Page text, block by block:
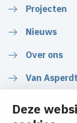
Deze
Projecten
Nieuws
Over ons
Van Asperdt